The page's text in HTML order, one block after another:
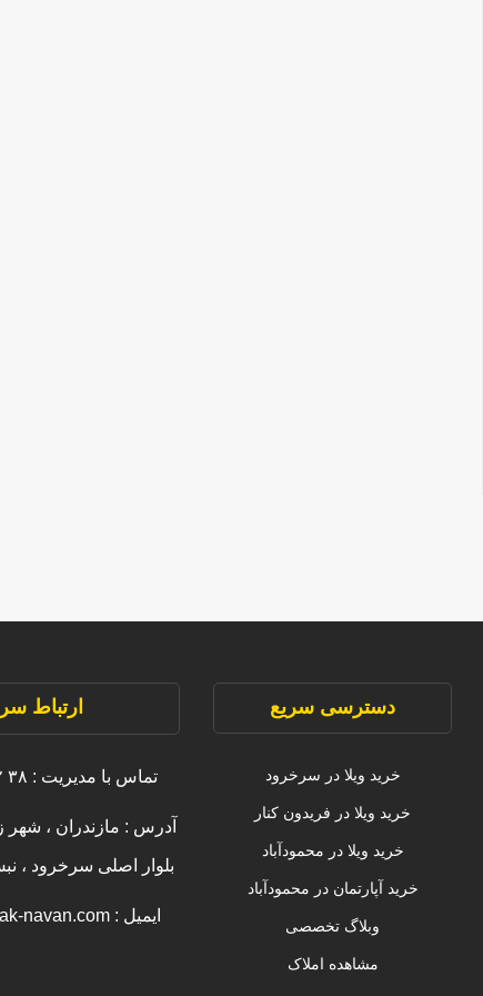
دسترسی سریع
خرید ویلا در سرخرود
خرید ویلا در فریدون کنار
خرید ویلا در محمودآباد
خرید آپارتمان در محمودآباد
وبلاگ تخصصی
مشاهده املاک
ارتباط
تماس با مدیریت : ۳۸ ۲۲۲۲۲ ۰۹۱۱
آدرس : مازندران ، شهر
بلوار اصلی سرخرود ،
ایمیل : info [@] amlak-navan.com